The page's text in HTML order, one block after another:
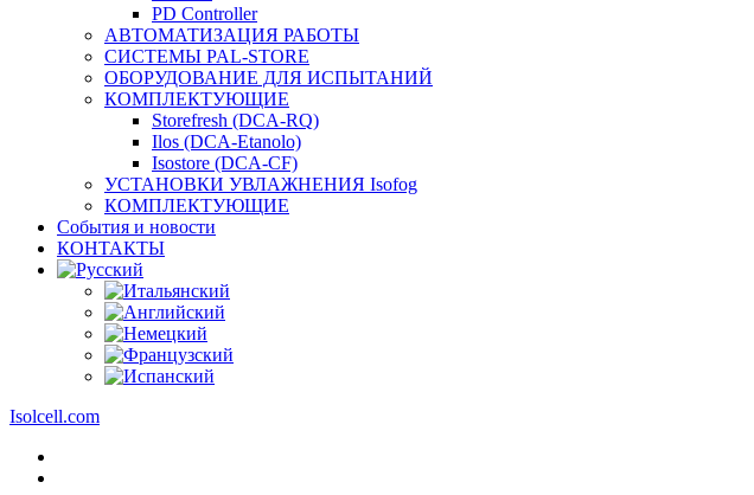
PD Controller
АВТОМАТИЗАЦИЯ РАБОТЫ
СИСТЕМЫ PAL-STORE
ОБОРУДОВАНИЕ ДЛЯ ИСПЫТАНИЙ
КОМПЛЕКТУЮЩИЕ
Storefresh (DCA-RQ)
Ilos (DCA-Etanolo)
Isostore (DCA-CF)
УСТАНОВКИ УВЛАЖНЕНИЯ Isofog
КОМПЛЕКТУЮЩИЕ
События и новости
КОНТАКТЫ
Isolcell.com